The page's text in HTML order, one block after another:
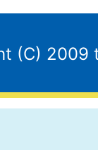
(C) 2009